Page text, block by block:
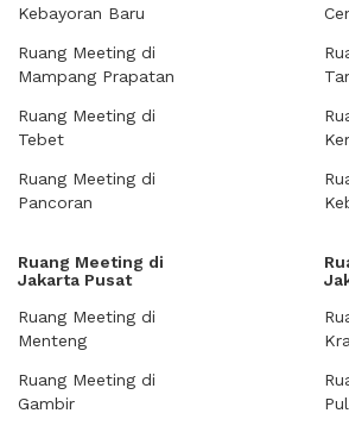
Kebayoran Baru
Ruang Meeting di
Mampang Prapatan
Ruang Meeting di
Tebet
Ruang Meeting di
Pancoran
Ruang Meeting di
Jakarta Pusat
Ruang Meeting di
Menteng
Ruang Meeting di
Gambir